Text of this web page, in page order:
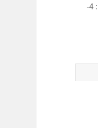
مختلف. شماره تماس کارخانه: 4-